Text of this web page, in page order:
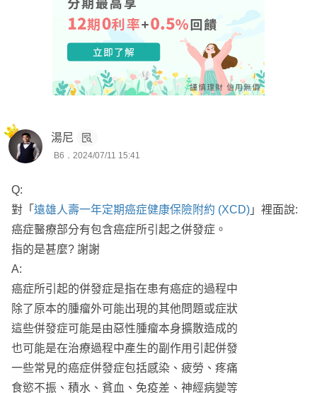
爭議、白內障門診手術爭議、保險公司違法解除契約，後續
成功救回、大小車禍調解、腦中風失能3級理賠爭議…等
等，可參閱個人電子名片⬆️⬆️
🔺既有保戶：免費提供相關專業協助
車禍調解
✅99%以上客戶來自網路社群，只講真話、客觀積極
✅多篇文章被收錄到商業周刊，專業度、客觀性可受公評
✅專長條款分析、商品比較，讓你每分錢都花在刀口上
✅研究低保費高保障的罐頭保單數年，全台各地皆有保戶，
服務不限於單一地區
急預備金。首年保費便宜，可提高一次金保額。
HG6：終身療程型，併發症有理賠、有一次金功能。
XCD：併發症有理賠，有一次金功能。
成人投保注意事項：
過7天
後續服務就交給我吧👍
我是俊權，服務於錠嵂保險經紀人，全台都有服務
目前以實際協助版上多位成人及小朋友投保成功
想要進一步諮詢歡迎主動點擊頭像可以加line聯繫以便後續
討論
湯尼
B6．2024/07/11 15:41
Q:
對「 遠雄人壽一年定期癌症健康保險附約 (XCD) 」裡面說:
癌症醫療部分有包含癌症所引起之併發症。
指的是甚麼? 謝謝
A:
癌症所引起的併發症是指在患有癌症的過程中
除了原本的腫瘤外可能出現的其他問題或症狀
這些併發症可能是由惡性腫瘤本身擴散造成的
也可能是在治療過程中產生的副作用引起併發
一些常見的癌症併發症包括感染、疲勞、疼痛
食慾不振、積水、貧血、免疫差、神經病變等